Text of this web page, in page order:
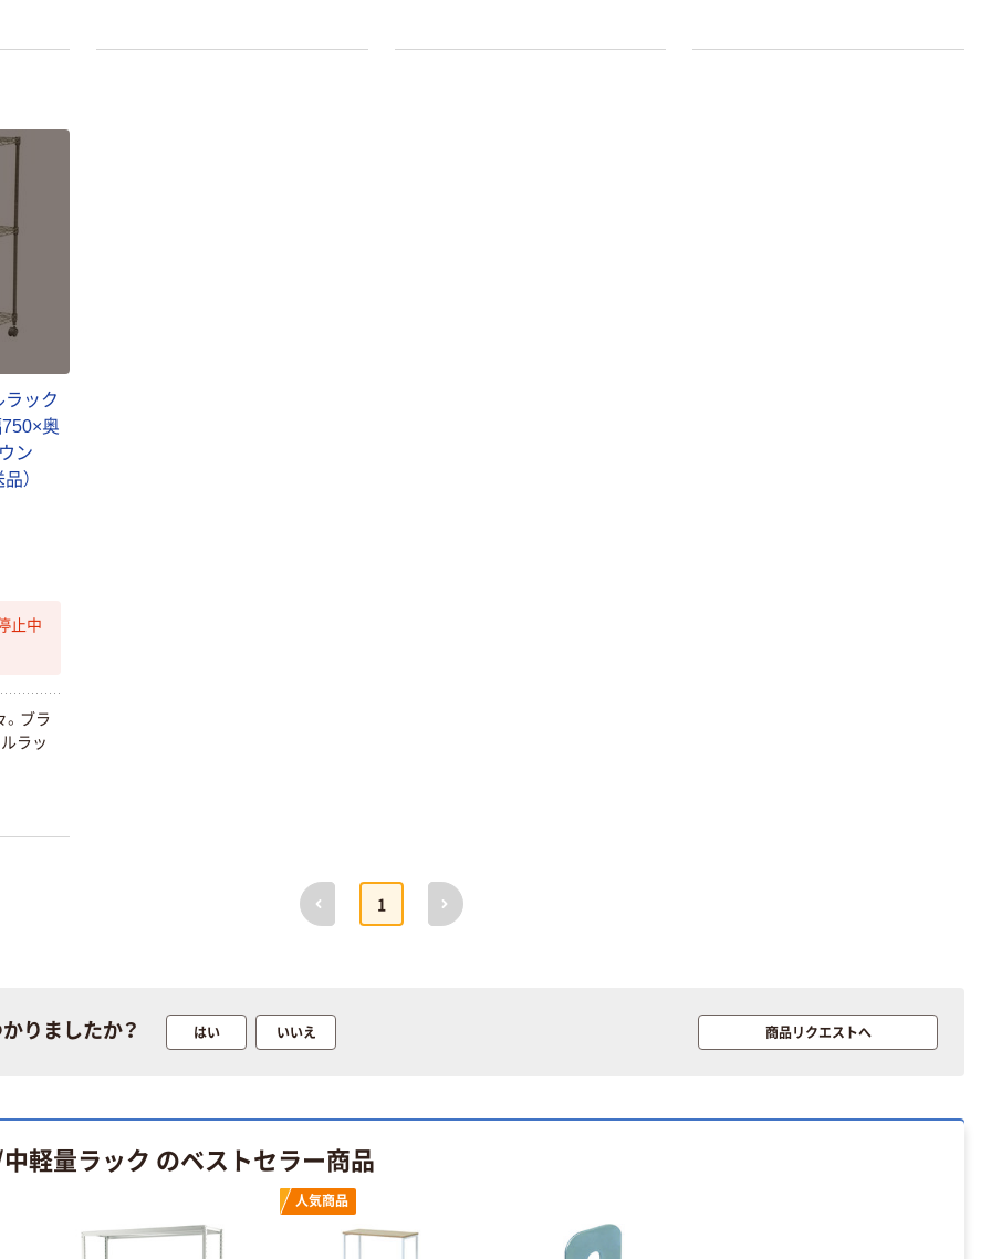
ラック
奥
ン
）
止中
。ブラ
ラッ
前へ
1
次へ
りましたか？ はい いいえ 商品リクエストへ
軽量ラック のベストセラー商品
人気商品
サントリー 天然
アスクル プラス